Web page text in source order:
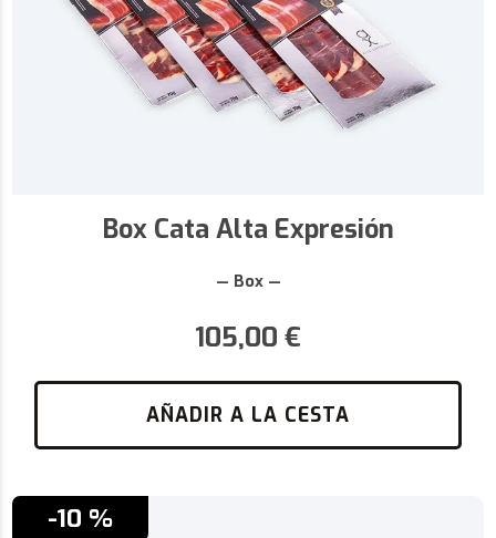
Box Cata Alta Expresión
— Box —
105,00 €
AÑADIR A LA CESTA
-10 %